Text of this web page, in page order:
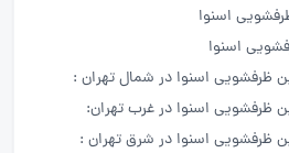
ظرفشویی اسنوا در شمال تهران :
ظرفشویی اسنوا در غرب تهران:
ظرفشویی اسنوا در شرق تهران :